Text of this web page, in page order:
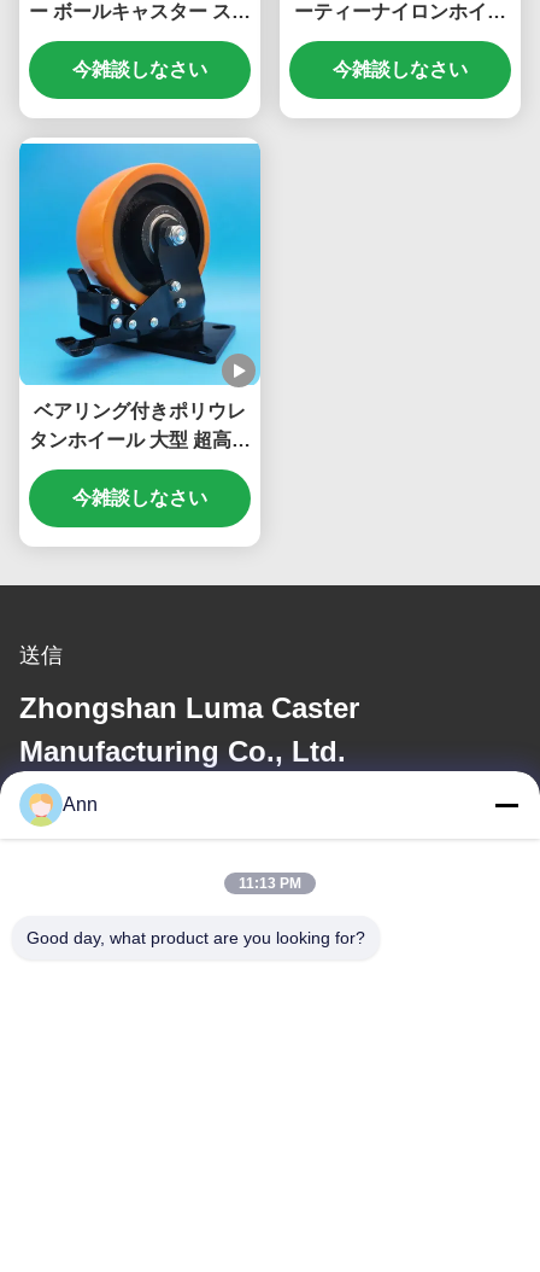
ー ボールキャスター スチ
ールホイール シングル 5
インチ スチールプレート
キャスター ロック可能
イール 大型家具
今雑談しなさい
ーティーナイロンホイー
ル スーパースーパーヘビ
ーデューティーキャスタ
ー ボールキャスター スチ
今雑談しなさい
ベアリング付きポリウレ
タンホイール 大型 超高耐
久 ボールキャスター スチ
ールホイール シングル 6
インチ プレートキャスタ
今雑談しなさい
送信
Zhongshan Luma Caster
Manufacturing Co., Ltd.
電子メール
Ann
11:13 PM
Good day, what product are you looking for?